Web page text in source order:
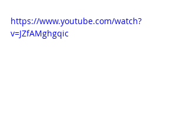
https://www.youtube.com/watch?
v=JZfAMghgqic